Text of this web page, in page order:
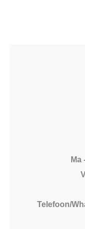
Ma
Telefoon/